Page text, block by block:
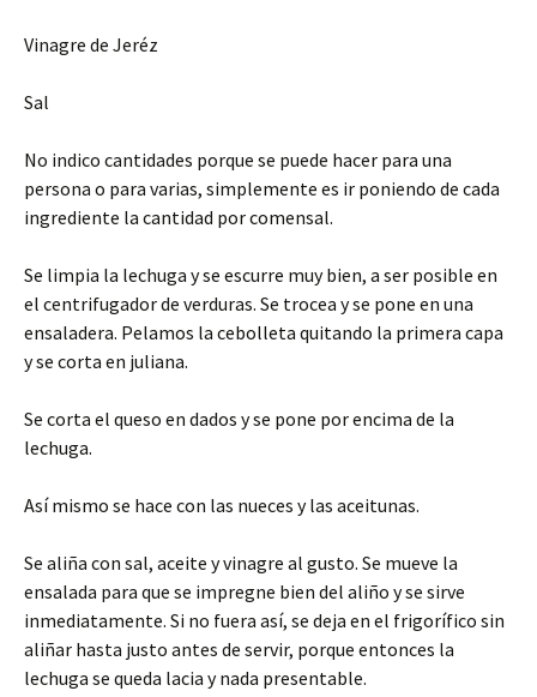
Vinagre de Jeréz
Sal
No indico cantidades porque se puede hacer para una
persona o para varias, simplemente es ir poniendo de cada
ingrediente la cantidad por comensal.
Se limpia la lechuga y se escurre muy bien, a ser posible en
el centrifugador de verduras. Se trocea y se pone en una
ensaladera. Pelamos la cebolleta quitando la primera capa
y se corta en juliana.
Se corta el queso en dados y se pone por encima de la
lechuga.
Así mismo se hace con las nueces y las aceitunas.
Se aliña con sal, aceite y vinagre al gusto. Se mueve la
ensalada para que se impregne bien del aliño y se sirve
inmediatamente. Si no fuera así, se deja en el frigorífico sin
aliñar hasta justo antes de servir, porque entonces la
lechuga se queda lacia y nada presentable.